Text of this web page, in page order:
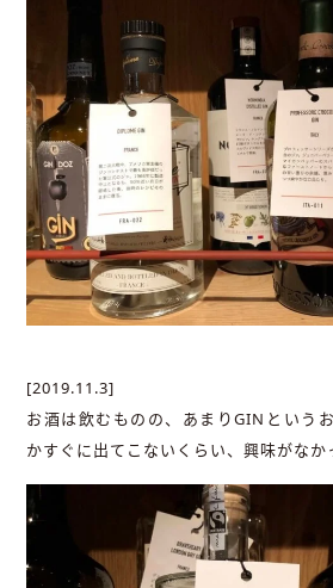
[2019.11.3]
お酒は飲むものの、あまりGINという
かすぐに出てこないくらい、興味がなか